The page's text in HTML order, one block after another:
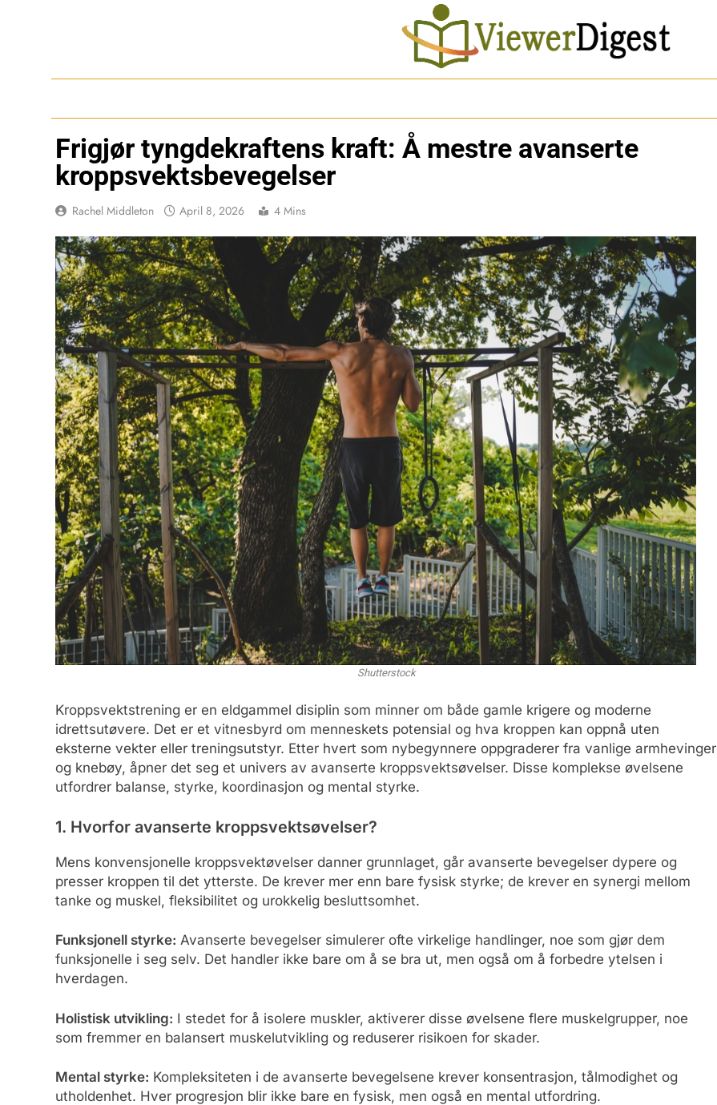
Frigjør tyngdekraftens kraft: Å mestre avanserte
kroppsvektsbevegelser
Rachel Middleton April 8, 2026 4 Mins
Shutterstock
Kroppsvektstrening er en eldgammel disiplin som minner om både gamle krigere og moderne
idrettsutøvere. Det er et vitnesbyrd om menneskets potensial og hva kroppen kan oppnå uten
eksterne vekter eller treningsutstyr. Etter hvert som nybegynnere oppgraderer fra vanlige armhevinger
og knebøy, åpner det seg et univers av avanserte kroppsvektsøvelser. Disse komplekse øvelsene
utfordrer balanse, styrke, koordinasjon og mental styrke.
1. Hvorfor avanserte kroppsvektsøvelser?
Mens konvensjonelle kroppsvektøvelser danner grunnlaget, går avanserte bevegelser dypere og
presser kroppen til det ytterste. De krever mer enn bare fysisk styrke; de krever en synergi mellom
tanke og muskel, fleksibilitet og urokkelig besluttsomhet.
Funksjonell styrke: Avanserte bevegelser simulerer ofte virkelige handlinger, noe som gjør dem
funksjonelle i seg selv. Det handler ikke bare om å se bra ut, men også om å forbedre ytelsen i
hverdagen.
Holistisk utvikling: I stedet for å isolere muskler, aktiverer disse øvelsene flere muskelgrupper, noe
som fremmer en balansert muskelutvikling og reduserer risikoen for skader.
Mental styrke: Kompleksiteten i de avanserte bevegelsene krever konsentrasjon, tålmodighet og
utholdenhet. Hver progresjon blir ikke bare en fysisk, men også en mental utfordring.